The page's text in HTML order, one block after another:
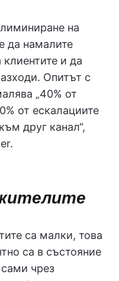
на
да намалите
и да
Опитът с
„40% от
от ескалациите
друг канал“,
са малки, това
са в състояние
чрез